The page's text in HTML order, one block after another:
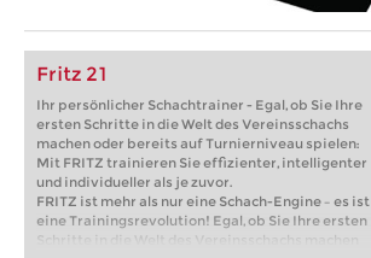
Fritz 21
Ihr persönlicher Schachtrainer - Egal, ob Sie Ihre
ersten Schritte in die Welt des Vereinsschachs
machen oder bereits auf Turnierniveau spielen:
Mit FRITZ trainieren Sie effizienter, intelligenter
und individueller als je zuvor.
FRITZ ist mehr als nur eine Schach-Engine – es ist
eine Trainingsrevolution! Egal, ob Sie Ihre ersten
Schritte in die Welt des Vereinsschachs machen